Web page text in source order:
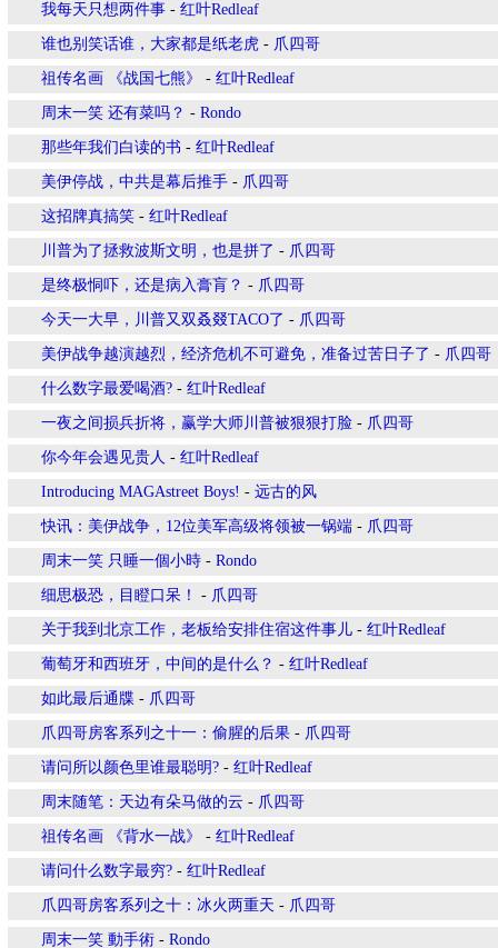
我每天只想两件事 - 红叶Redleaf
谁也别笑话谁，大家都是纸老虎 - 爪四哥
祖传名画 《战国七熊》 - 红叶Redleaf
周末一笑 还有菜吗？ - Rondo
那些年我们白读的书 - 红叶Redleaf
美伊停战，中共是幕后推手 - 爪四哥
这招牌真搞笑 - 红叶Redleaf
川普为了拯救波斯文明，也是拼了 - 爪四哥
是终极恫吓，还是病入膏肓？ - 爪四哥
今天一大早，川普又双叒叕TACO了 - 爪四哥
美伊战争越演越烈，经济危机不可避免，准备过苦日子了 - 爪四哥
什么数字最爱喝酒? - 红叶Redleaf
一夜之间损兵折将，赢学大师川普被狠狠打脸 - 爪四哥
你今年会遇见贵人 - 红叶Redleaf
Introducing MAGAstreet Boys! - 远古的风
快讯：美伊战争，12位美军高级将领被一锅端 - 爪四哥
周末一笑 只睡一個小時 - Rondo
细思极恐，目瞪口呆！ - 爪四哥
关于我到北京工作，老板给安排住宿这件事儿 - 红叶Redleaf
葡萄牙和西班牙，中间的是什么？ - 红叶Redleaf
如此最后通牒 - 爪四哥
爪四哥房客系列之十一：偷腥的后果 - 爪四哥
请问所以颜色里谁最聪明? - 红叶Redleaf
周末随笔：天边有朵马做的云 - 爪四哥
祖传名画 《背水一战》 - 红叶Redleaf
请问什么数字最穷? - 红叶Redleaf
爪四哥房客系列之十：冰火两重天 - 爪四哥
周末一笑 動手術 - Rondo